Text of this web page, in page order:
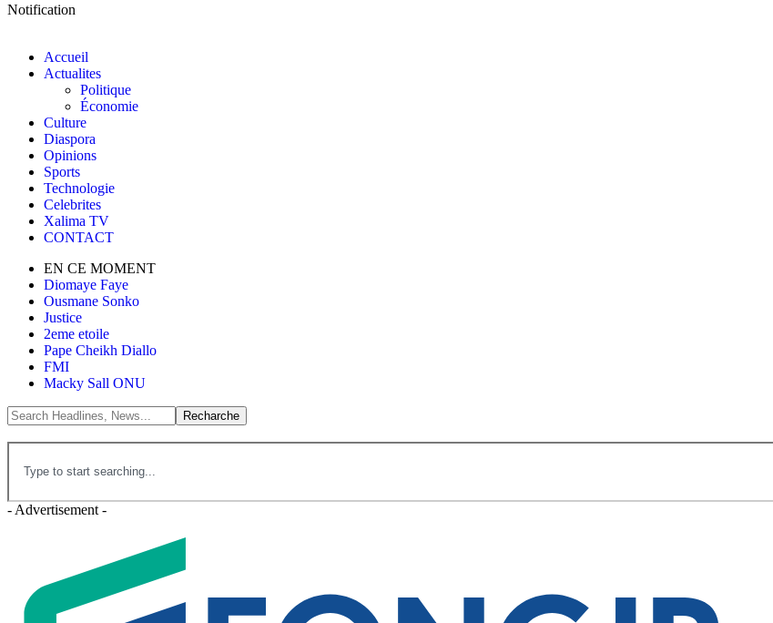
Notification
Accueil
Actualites
Politique
Économie
Culture
Diaspora
Opinions
Sports
Technologie
Celebrites
Xalima TV
CONTACT
EN CE MOMENT
Diomaye Faye
Ousmane Sonko
Justice
2eme etoile
Pape Cheikh Diallo
FMI
Macky Sall ONU
- Advertisement -